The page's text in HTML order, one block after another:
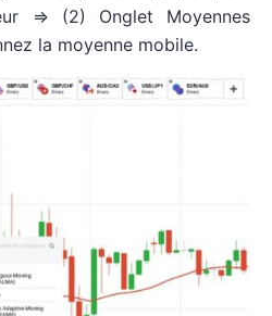
=> (2) Onglet Moyennes
la moyenne mobile.